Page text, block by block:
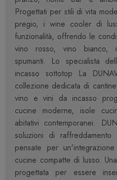
Progettati per stili di vita
pregio, i wine cooler di
funzionalità, offrendo le
vino rosso, vino bianco,
spumanti. Lo specialista
incasso sottotop La
collezione dedicata di
vino e vini da incasso
cucine moderne, isole
abitativi contemporanei.
soluzioni di
pensate per
cucine compatte di lusso.
progettata per essere